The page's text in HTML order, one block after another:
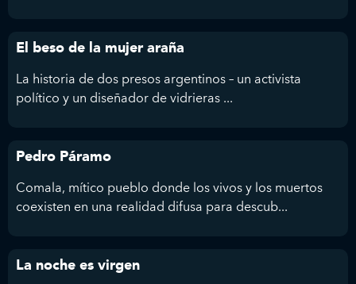
El beso de la mujer araña
La historia de dos presos argentinos – un activista
político y un diseñador de vidrieras ...
Pedro Páramo
Comala, mítico pueblo donde los vivos y los muertos
coexisten en una realidad difusa para descub...
La noche es virgen